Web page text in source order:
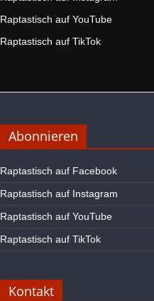
Raptastisch auf YouTube
Raptastisch auf TikTok
Abonnieren
Raptastisch auf Facebook
Raptastisch auf Instagram
Raptastisch auf YouTube
Raptastisch auf TikTok
Kontakt